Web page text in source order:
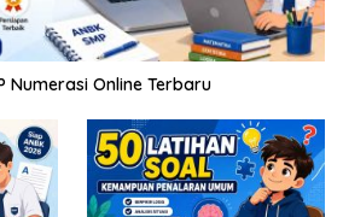
Numerasi Online Terbaru